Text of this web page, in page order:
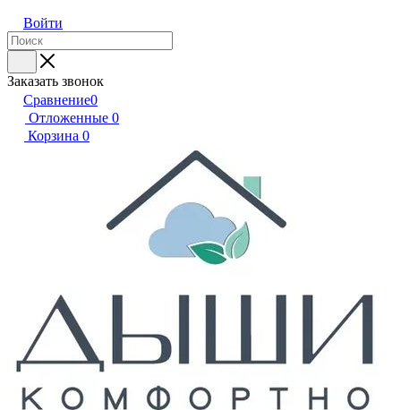
Войти
Заказать звонок
Сравнение0
Отложенные 0
Корзина 0